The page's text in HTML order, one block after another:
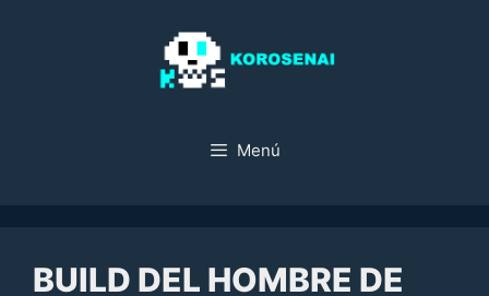
Menú
BUILD DEL HOMBRE DE